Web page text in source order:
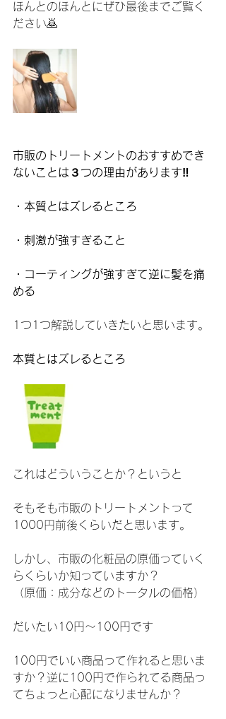
ほんとのほんとにぜひ最後までご覧く
ださい🙇
市販のトリートメントのおすすめでき
ないことは３つの理由があります‼️
・本質とはズレるところ
・刺激が強すぎること
・コーティングが強すぎて逆に髪を痛
める
1つ1つ解説していきたいと思います。
本質とはズレるところ
これはどういうことか？というと
そもそも市販のトリートメントって
1000円前後くらいだと思います。
しかし、市販の化粧品の原価っていく
らくらいか知っていますか？
（原価：成分などのトータルの価格）
だいたい10円〜100円です
100円でいい商品って作れると思いま
すか？逆に100円で作られてる商品っ
てちょっと心配になりませんか？